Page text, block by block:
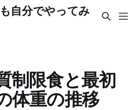
自分でやってみ
制限食と最初
体重の推移